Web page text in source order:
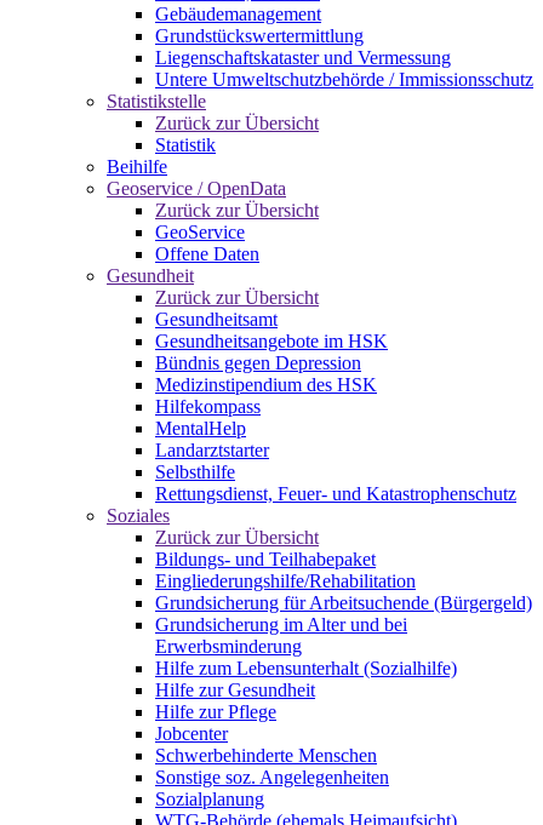
Gebäudemanagement
Grundstückswertermittlung
Liegenschaftskataster und Vermessung
Untere Umweltschutzbehörde / Immissionsschutz
Statistikstelle
Zurück zur Übersicht
Statistik
Beihilfe
Geoservice / OpenData
Zurück zur Übersicht
GeoService
Offene Daten
Gesundheit
Zurück zur Übersicht
Gesundheitsamt
Gesundheitsangebote im HSK
Bündnis gegen Depression
Medizinstipendium des HSK
Hilfekompass
MentalHelp
Landarztstarter
Selbsthilfe
Rettungsdienst, Feuer- und Katastrophenschutz
Soziales
Zurück zur Übersicht
Bildungs- und Teilhabepaket
Eingliederungshilfe/Rehabilitation
Grundsicherung für Arbeitsuchende (Bürgergeld)
Grundsicherung im Alter und bei
Erwerbsminderung
Hilfe zum Lebensunterhalt (Sozialhilfe)
Hilfe zur Gesundheit
Hilfe zur Pflege
Jobcenter
Schwerbehinderte Menschen
Sonstige soz. Angelegenheiten
Sozialplanung
WTG-Behörde (ehemals Heimaufsicht)